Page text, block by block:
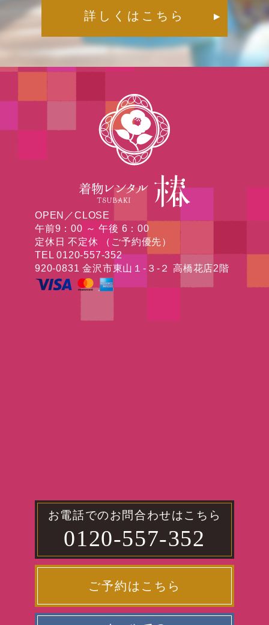
詳しくはこちら ▶︎
OPEN／CLOSE
午前9：00 ～ 午後 6：00
定休日 不定休 （ご予約優先）
TEL 0120-557-352
920-0831 金沢市東山１-３-２ 高橋花店2階
お電話でのお問合わせはこちら
0120-557-352
ご予約はこちら